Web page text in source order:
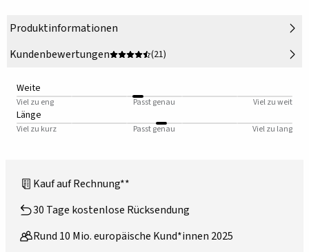
Produktinformationen
Kundenbewertungen
(21)
Weite
Viel zu eng Passt genau Viel zu weit
Länge
Viel zu kurz Passt genau Viel zu lang
Kauf auf Rechnung**
30 Tage kostenlose Rücksendung
Rund 10 Mio. europäische Kund*innen 2025